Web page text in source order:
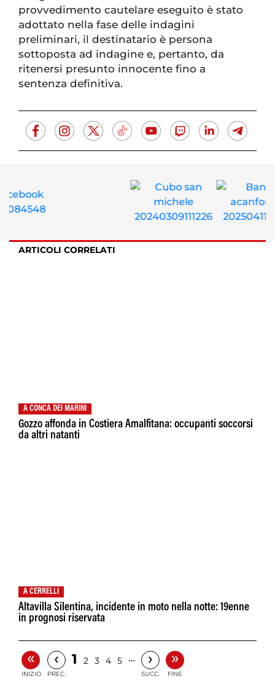
provvedimento cautelare eseguito è stato
adottato nella fase delle indagini
preliminari, il destinatario è persona
sottoposta ad indagine e, pertanto, da
ritenersi presunto innocente fino a
sentenza definitiva.
ARTICOLI CORRELATI
A CONCA DEI MARINI
Gozzo affonda in Costiera Amalfitana: occupanti soccorsi
da altri natanti
A CERRELLI
Altavilla Silentina, incidente in moto nella notte: 19enne
in prognosi riservata
«
INIZIO
‹
PREC.
1 2 3 4 5 … ›
SUCC.
»
FINE